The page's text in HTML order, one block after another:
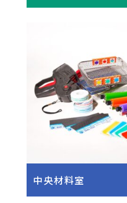
中央材料室